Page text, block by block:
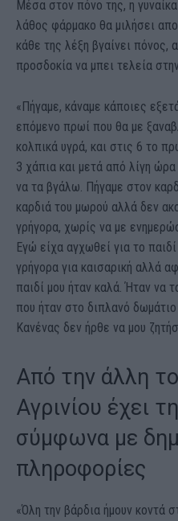
Μέσα στον πόνο της, η
λάθος φάρμακο θα μιλήσει
κάθε της λέξη βγαίνει πόνος,
προσδοκία να μπει τελεία
«Πήγαμε, κάναμε κάποιες
επόμενο πρωί που θα με
κολπικά υγρά, και στις 6 το
3 χάπια και μετά από λίγη
να τα βγάλω. Πήγαμε στον
καρδιά του μωρού αλλά δεν
γρήγορα, χωρίς να με
Εγώ είχα αγχωθεί για το
γρήγορα για καισαρική αλλά
παιδί μου ήταν καλά. Ήταν να
που ήταν στο διπλανό
Κανένας δεν ήρθε να μου
Από την άλλη
Αγρινίου έχει
σύμφωνα με
πληροφορίες
«Όλη την βάρδια ήμουν κοντά